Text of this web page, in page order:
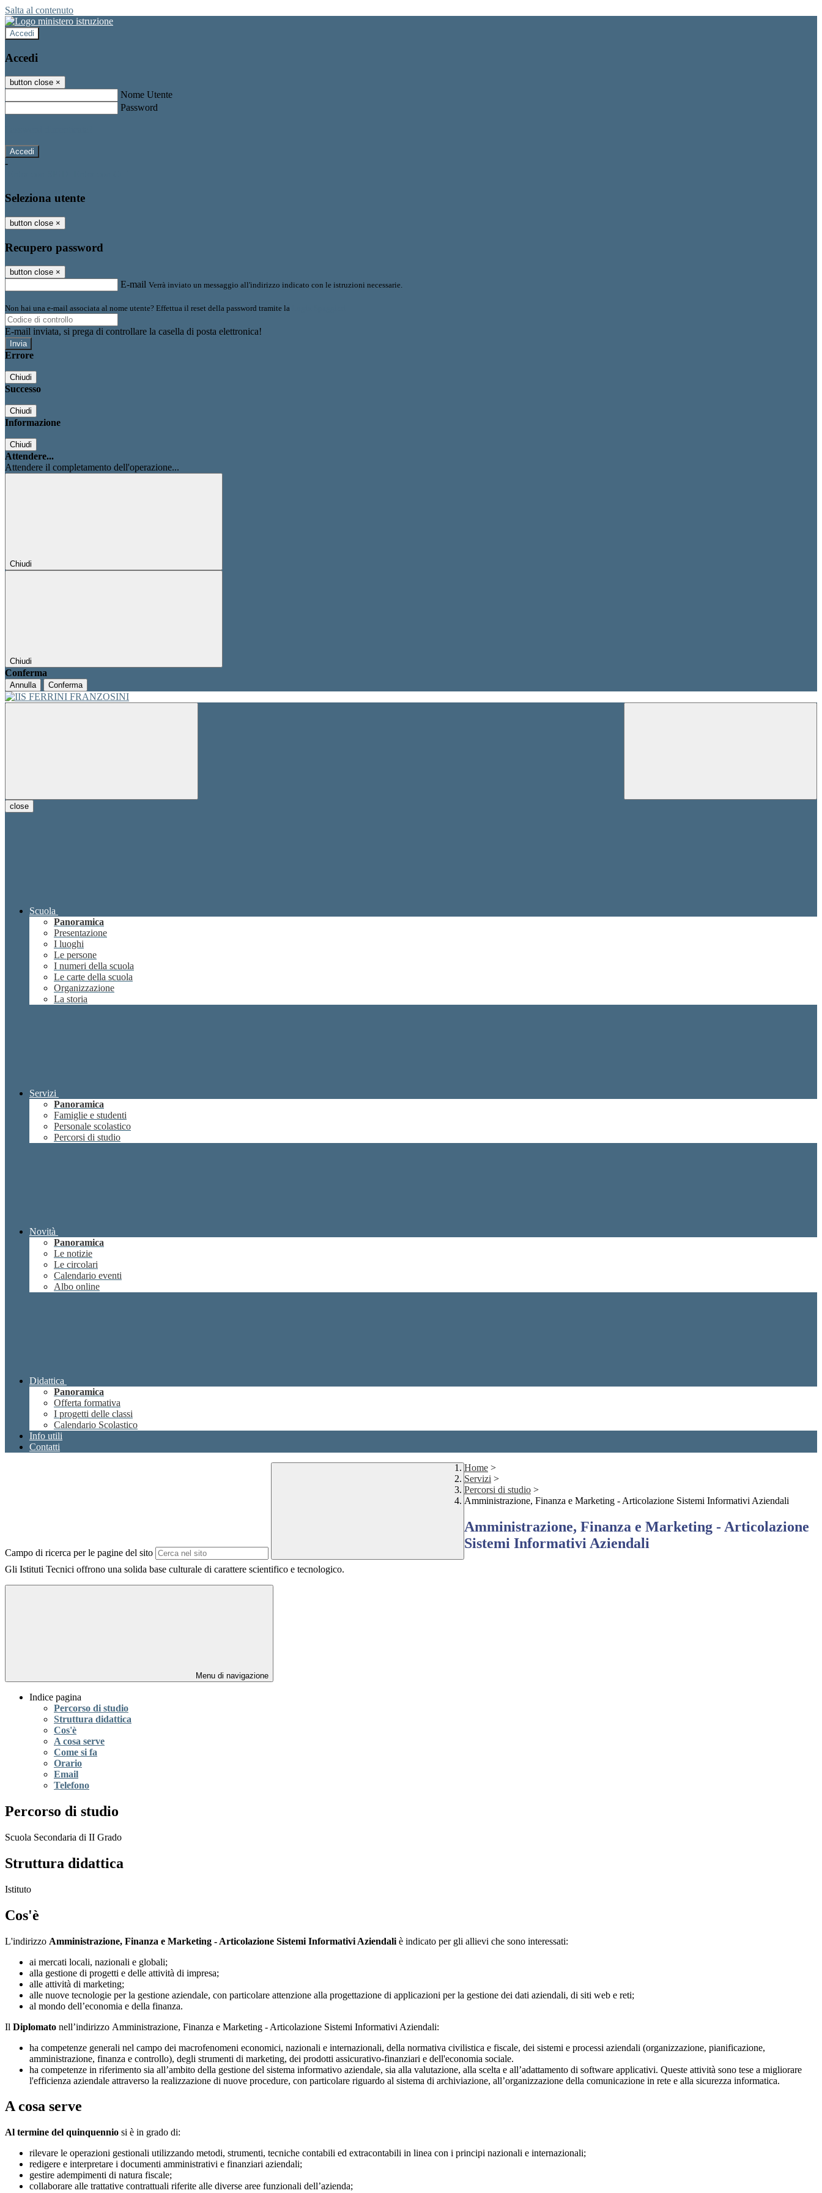
Salta al contenuto
Accedi
Accedi
button close ×
Nome Utente
Password
-
Seleziona utente
button close ×
Recupero password
button close ×
E-mail Verrà inviato un messaggio all'indirizzo indicato con le istruzioni necessarie.
Non hai una e-mail associata al nome utente? Effettua il reset della password tramite la
E-mail inviata, si prega di controllare la casella di posta elettronica!
Errore
Chiudi
Successo
Chiudi
Informazione
Chiudi
Attendere...
Attendere il completamento dell'operazione...
Chiudi
Chiudi
Conferma
Annulla Conferma
close
Scuola
Panoramica
Presentazione
I luoghi
Le persone
I numeri della scuola
Le carte della scuola
Organizzazione
La storia
Servizi
Panoramica
Famiglie e studenti
Personale scolastico
Percorsi di studio
Novità
Panoramica
Le notizie
Le circolari
Calendario eventi
Albo online
Didattica
Panoramica
Offerta formativa
I progetti delle classi
Calendario Scolastico
Info utili
Contatti
Campo di ricerca per le pagine del sito
Home >
Servizi >
Percorsi di studio >
Amministrazione, Finanza e Marketing - Articolazione Sistemi Informativi Aziendali
Amministrazione, Finanza e Marketing - Articolazione
Sistemi Informativi Aziendali
Gli Istituti Tecnici offrono una solida base culturale di carattere scientifico e tecnologico.
Menu di navigazione
Indice pagina
Percorso di studio
Struttura didattica
Cos'è
A cosa serve
Come si fa
Orario
Email
Telefono
Percorso di studio
Scuola Secondaria di II Grado
Struttura didattica
Istituto
Cos'è
L'indirizzo Amministrazione, Finanza e Marketing - Articolazione Sistemi Informativi Aziendali è indicato per gli allievi che sono interessati:
ai mercati locali, nazionali e globali;
alla gestione di progetti e delle attività di impresa;
alle attività di marketing;
alle nuove tecnologie per la gestione aziendale, con particolare attenzione alla progettazione di applicazioni per la gestione dei dati aziendali, di siti web e reti;
al mondo dell’economia e della finanza.
Il Diplomato nell’indirizzo Amministrazione, Finanza e Marketing - Articolazione Sistemi Informativi Aziendali:
ha competenze generali nel campo dei macrofenomeni economici, nazionali e internazionali, della normativa civilistica e fiscale, dei sistemi e processi aziendali (organizzazione, pianificazione,
amministrazione, finanza e controllo), degli strumenti di marketing, dei prodotti assicurativo-finanziari e dell'economia sociale.
ha competenze in riferimento sia all’ambito della gestione del sistema informativo aziendale, sia alla valutazione, alla scelta e all’adattamento di software applicativi. Queste attività sono tese a migliorare
l'efficienza aziendale attraverso la realizzazione di nuove procedure, con particolare riguardo al sistema di archiviazione, all’organizzazione della comunicazione in rete e alla sicurezza informatica.
A cosa serve
Al termine del quinquennio si è in grado di:
rilevare le operazioni gestionali utilizzando metodi, strumenti, tecniche contabili ed extracontabili in linea con i principi nazionali e internazionali;
redigere e interpretare i documenti amministrativi e finanziari aziendali;
gestire adempimenti di natura fiscale;
collaborare alle trattative contrattuali riferite alle diverse aree funzionali dell’azienda;